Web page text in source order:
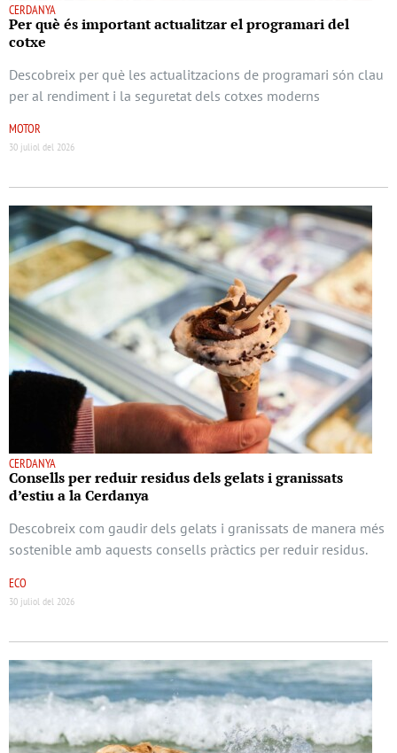
CERDANYA
Per què és important actualitzar el programari del
cotxe
Descobreix per què les actualitzacions de programari són clau
per al rendiment i la seguretat dels cotxes moderns
MOTOR
30 juliol del 2026
CERDANYA
Consells per reduir residus dels gelats i granissats
d’estiu a la Cerdanya
Descobreix com gaudir dels gelats i granissats de manera més
sostenible amb aquests consells pràctics per reduir residus.
ECO
30 juliol del 2026